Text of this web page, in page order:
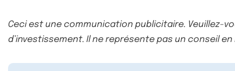
Ceci est une communication publicitaire. Veuillez-
d’investissement. Il ne représente pas un conseil